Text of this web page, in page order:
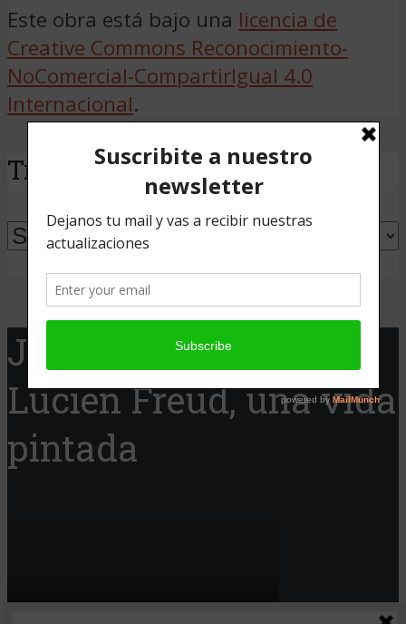
Este obra está bajo una licencia de
Creative Commons Reconocimiento-
NoComercial-CompartirIgual 4.0
Internacional.
Traducir
Jaque Cine presenta:
Lucien Freud, una vida
pintada